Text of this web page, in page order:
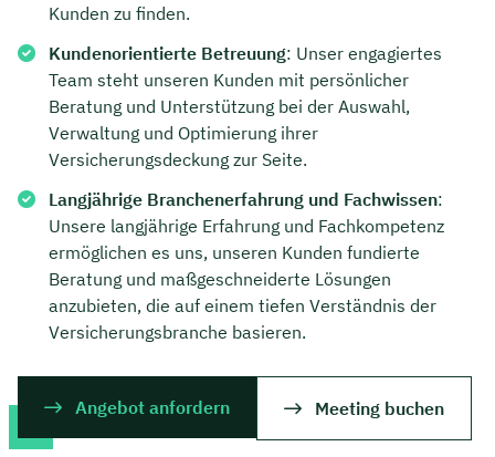
Kunden zu finden.
Kundenorientierte Betreuung: Unser engagiertes
Team steht unseren Kunden mit persönlicher
Beratung und Unterstützung bei der Auswahl,
Verwaltung und Optimierung ihrer
Versicherungsdeckung zur Seite.
Langjährige Branchenerfahrung und Fachwissen:
Unsere langjährige Erfahrung und Fachkompetenz
ermöglichen es uns, unseren Kunden fundierte
Beratung und maßgeschneiderte Lösungen
anzubieten, die auf einem tiefen Verständnis der
Versicherungsbranche basieren.
Angebot anfordern Meeting buchen